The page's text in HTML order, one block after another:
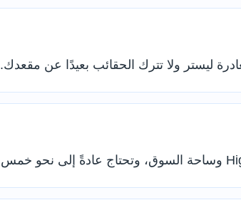
ليستر ولا تترك الحقائب بعيدًا عن مقعدك.